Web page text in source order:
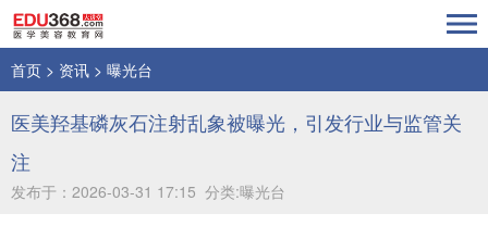
首页 > 资讯 > 曝光台
医美羟基磷灰石注射乱象被曝光，引发行业与监管关
注
发布于：2026-03-31 17:15 分类:曝光台